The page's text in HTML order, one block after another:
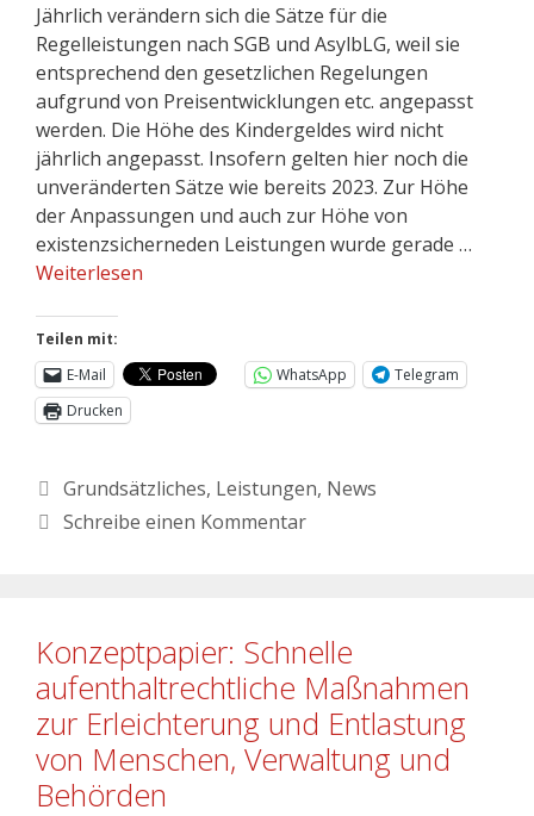
Jährlich verändern sich die Sätze für die
Regelleistungen nach SGB und AsylbLG, weil sie
entsprechend den gesetzlichen Regelungen
aufgrund von Preisentwicklungen etc. angepasst
werden. Die Höhe des Kindergeldes wird nicht
jährlich angepasst. Insofern gelten hier noch die
unveränderten Sätze wie bereits 2023. Zur Höhe
der Anpassungen und auch zur Höhe von
existenzsicherneden Leistungen wurde gerade …
Weiterlesen
Teilen mit:
E-Mail
WhatsApp
Telegram
Drucken
Grundsätzliches, Leistungen, News
Schreibe einen Kommentar
Konzeptpapier: Schnelle
aufenthaltrechtliche Maßnahmen
zur Erleichterung und Entlastung
von Menschen, Verwaltung und
Behörden